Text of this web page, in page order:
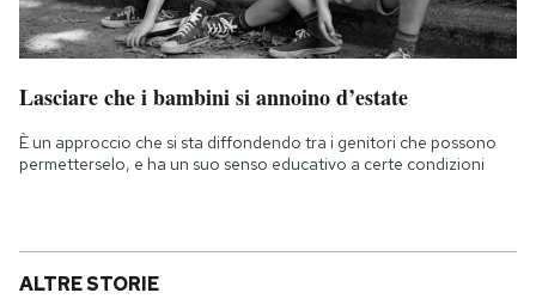
Lasciare che i bambini si annoino d’estate
È un approccio che si sta diffondendo tra i genitori che possono
permetterselo, e ha un suo senso educativo a certe condizioni
ALTRE STORIE